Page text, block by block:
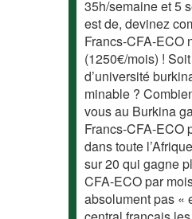
35h/semaine et 5
est de, devinez
Francs-CFA-ECO
(1250€/mois) !
d’université
minable ?
vous au Burkina
Francs-CFA-ECO
dans toute
sur 20 qui gagne
CFA-ECO par
absolument pas «